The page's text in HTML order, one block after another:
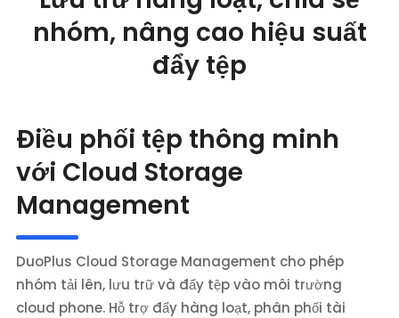
nhóm, nâng cao hiệu suất
đẩy tệp
Điều phối tệp thông minh
với Cloud Storage
Management
DuoPlus Cloud Storage Management cho phép
nhóm tải lên, lưu trữ và đẩy tệp vào môi trường
cloud phone. Hỗ trợ đẩy hàng loạt, phân phối tài